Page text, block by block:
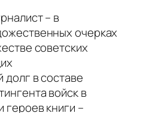
– в
очерках
советских
в составе
войск в
книги –